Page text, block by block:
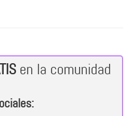
en la comunidad